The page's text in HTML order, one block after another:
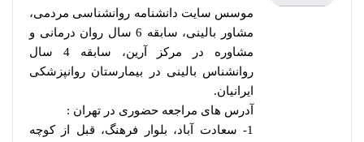
موسس سایت دانشنامه روانشناسی مردمی،
مشاور بالینی، سابقه 6 سال روان درمانی و
مشاوره در مرکز آرین، سابقه 4 سال
روانشناس بالینی در بیمارستان روانپزشکی
ایرانیان.
آدرس های مراجعه حضوری در تهران :
1- سعادت آباد، بلوار فرهنگ، قبل از کوچه